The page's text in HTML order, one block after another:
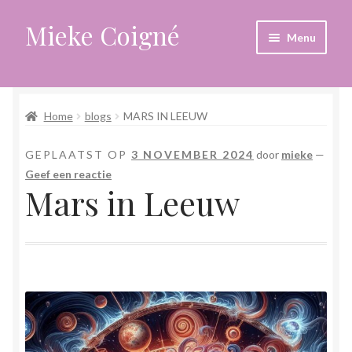
Ga
door
navigatie
Ga
naar
inhoud
Mieke Coigné Menu
Afrekenen
Algemene voorwaarden
Anders leven in een sterk veranderende tijd
Bewust omgaan met hoog gevoeligheid
Contact
Home blogs MARS IN LEEUW
GEPLAATST OP 3 NOVEMBER 2024 door mieke —
Geef een reactie
Mars in Leeuw